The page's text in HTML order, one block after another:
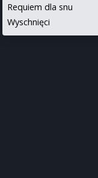
Requiem dla snu
Wyschnięci